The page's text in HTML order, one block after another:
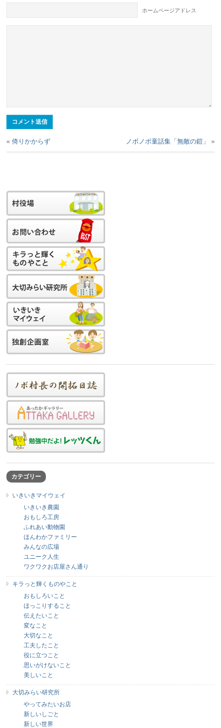
ホームページアドレス
«倚りかからず ノボノボ童話集「無敵の鎧」 »
カテゴリー
いきいきマイウェイ
いきいき農園
おもしろ工房
ふれあい動物園
ほんわかファミリー
みんなの広場
ユニーク人生
ワクワクお店屋さん通り
キラっと輝くものやこと
おもしろいこと
ほっこりすること
伝えたいこと
変なこと
大切なこと
工夫したこと
役に立つこと
思いがけないこと
美しいこと
大切みらい研究所
やってみたいお店
新しいしごと
新しい世界